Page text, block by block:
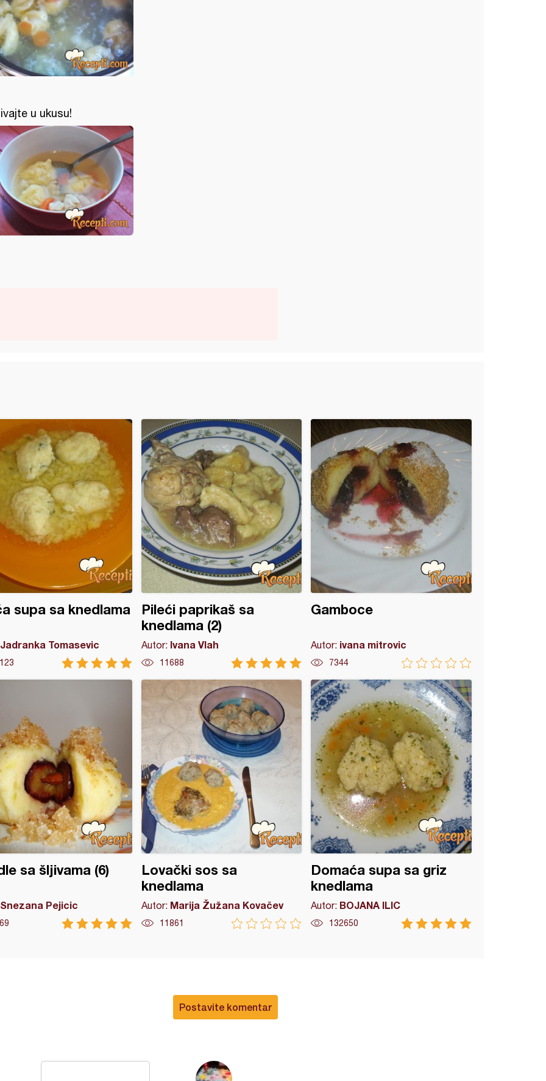
u ukusu!
supa sa knedlama
Jadranka Tomasevic
Pileći paprikaš sa
knedlama (2)
Autor: Ivana Vlah
11688
Gamboce
Autor: ivana mitrovic
7344
sa šljivama (6)
Snezana Pejicic
Lovački sos sa
knedlama
Autor: Marija Žužana Kovačev
11861
Domaća supa sa griz
knedlama
Autor: BOJANA ILIC
132650
Postavite komentar